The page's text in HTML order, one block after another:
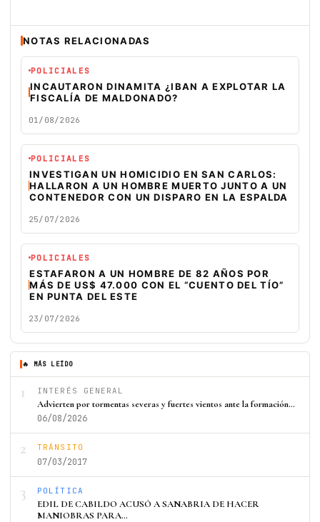
NOTAS RELACIONADAS
POLICIALES
INCAUTARON DINAMITA ¿IBAN A EXPLOTAR LA
FISCALÍA DE MALDONADO?
01/08/2026
POLICIALES
INVESTIGAN UN HOMICIDIO EN SAN CARLOS:
HALLARON A UN HOMBRE MUERTO JUNTO A UN
CONTENEDOR CON UN DISPARO EN LA ESPALDA
25/07/2026
POLICIALES
ESTAFARON A UN HOMBRE DE 82 AÑOS POR
MÁS DE US$ 47.000 CON EL “CUENTO DEL TÍO”
EN PUNTA DEL ESTE
23/07/2026
🔥 MÁS LEÍDO
1 INTERÉS GENERAL
Advierten por tormentas severas y fuertes vientos ante la formación…
06/08/2026
2 TRÁNSITO
07/03/2017
3 POLÍTICA
EDIL DE CABILDO ACUSÓ A SANABRIA DE HACER
MANIOBRAS PARA…